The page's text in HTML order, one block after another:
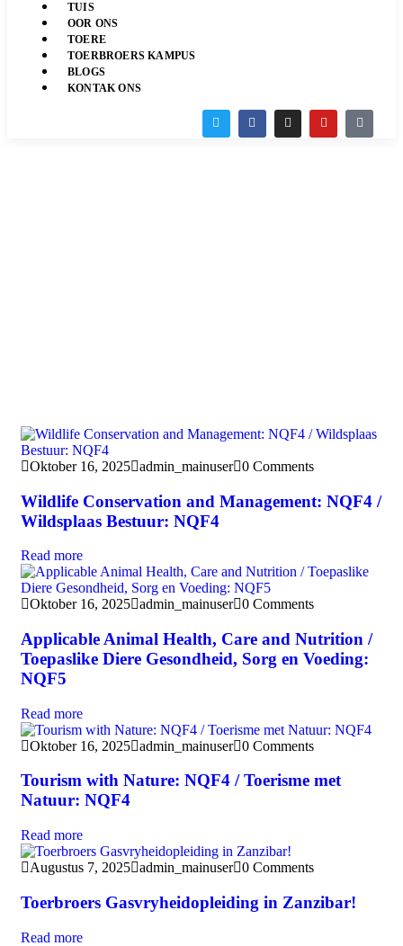
TUIS
OOR ONS
TOERE
TOERBROERS KAMPUS
BLOGS
KONTAK ONS
Oktober 16, 2025 admin_mainuser 0 Comments
Wildlife Conservation and Management: NQF4 /
Wildsplaas Bestuur: NQF4
Read more
Oktober 16, 2025 admin_mainuser 0 Comments
Applicable Animal Health, Care and Nutrition /
Toepaslike Diere Gesondheid, Sorg en Voeding:
NQF5
Read more
Oktober 16, 2025 admin_mainuser 0 Comments
Tourism with Nature: NQF4 / Toerisme met
Natuur: NQF4
Read more
Augustus 7, 2025 admin_mainuser 0 Comments
Toerbroers Gasvryheidopleiding in Zanzibar!
Read more